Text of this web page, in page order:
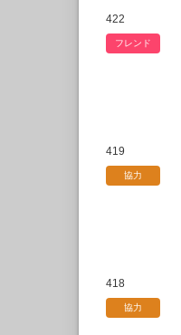
422
フレンド
419
協力
418
協力